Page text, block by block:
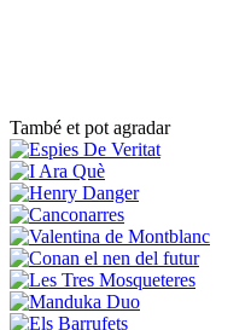
També et pot agradar